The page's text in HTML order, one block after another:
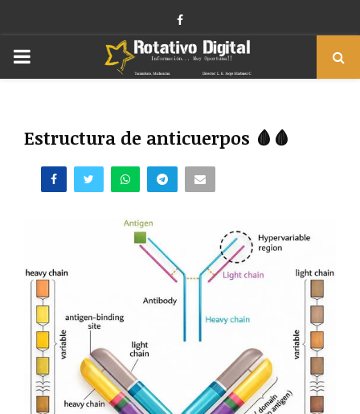
Facebook
PRIMARY
Estructura de anticuerpos 🩸🩸